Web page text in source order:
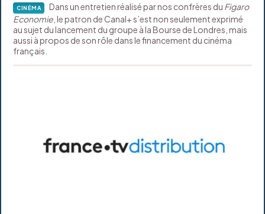
CINÉMA Dans un entretien réalisé par nos confrères du Figaro
Economie , le patron de Canal+ s’est non seulement exprimé
au sujet du lancement du groupe à la Bourse de Londres, mais
aussi à propos de son rôle dans le financement du cinéma
français.